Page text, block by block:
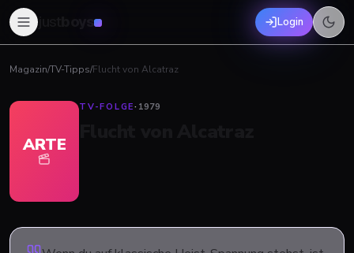
boys Login
Magazin/TV-Tipps/Flucht von Alcatraz
ARTE
TV-FOLGE· 1979